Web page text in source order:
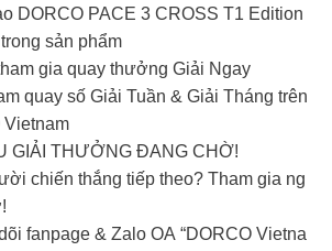
DORCO PACE 3 CROSS T1 Edition
sản phẩm
gia quay thưởng Giải Ngay
quay số Giải Tuần & Giải Tháng trên
Vietnam
GIẢI THƯỞNG ĐANG CHỜ!
chiến thắng tiếp theo? Tham gia ng
fanpage & Zalo OA “DORCO Vietna